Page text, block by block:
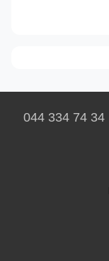
044 334 74 34